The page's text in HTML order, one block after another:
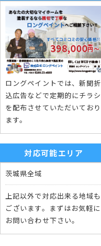
ロングペイントでは、新聞折
込広告などで定期的にチラシ
を配布させていただいており
ます。
対応可能エリア
茨城県全域
上記以外で対応出来る地域も
ございます。まずはお気軽に
お問い合わせ下さい。